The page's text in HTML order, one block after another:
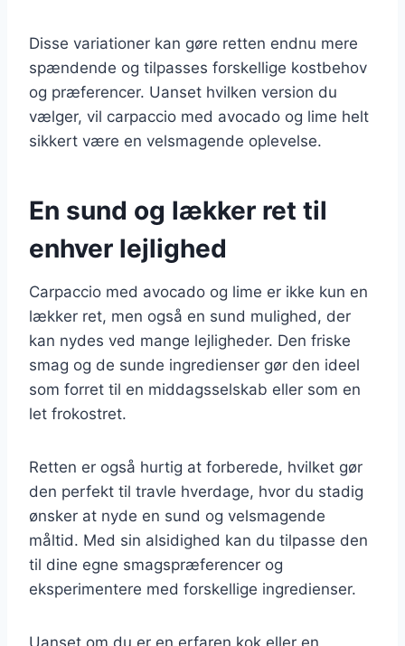
Disse variationer kan gøre retten endnu mere
spændende og tilpasses forskellige kostbehov
og præferencer. Uanset hvilken version du
vælger, vil carpaccio med avocado og lime helt
sikkert være en velsmagende oplevelse.
En sund og lækker ret til
enhver lejlighed
Carpaccio med avocado og lime er ikke kun en
lækker ret, men også en sund mulighed, der
kan nydes ved mange lejligheder. Den friske
smag og de sunde ingredienser gør den ideel
som forret til en middagsselskab eller som en
let frokostret.
Retten er også hurtig at forberede, hvilket gør
den perfekt til travle hverdage, hvor du stadig
ønsker at nyde en sund og velsmagende
måltid. Med sin alsidighed kan du tilpasse den
til dine egne smagspræferencer og
eksperimentere med forskellige ingredienser.
Uanset om du er en erfaren kok eller en